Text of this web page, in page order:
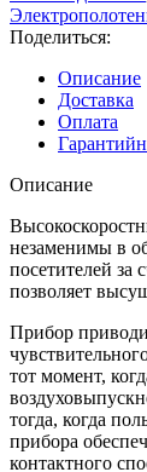
Поделиться:
Описание
Доставка
Оплата
Описание
незаменимы в
посетителей за
позволяет
Прибор
тот момент,
тогда, когда
прибора
контактного